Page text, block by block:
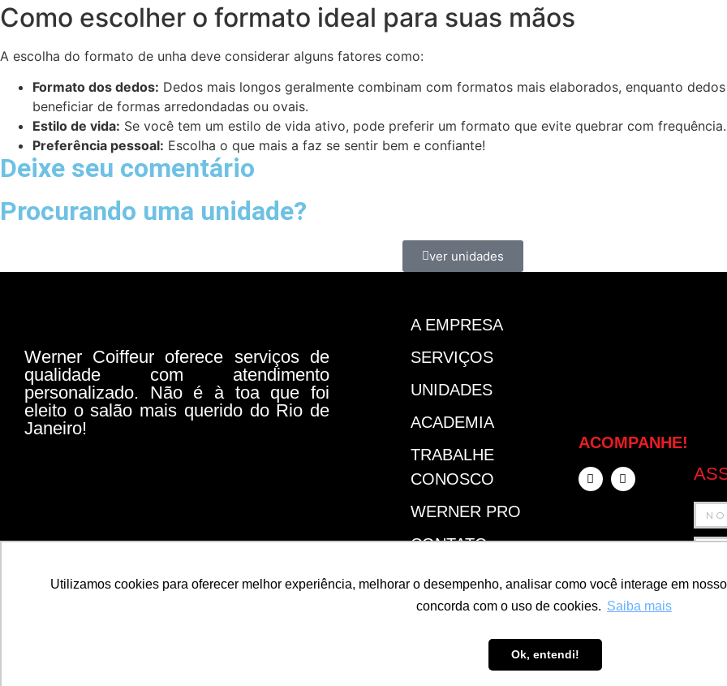
Utilizamos cookies para oferecer melhor experiência, melhorar o desempenho, analisar como você interage em
concorda com o uso de cookies. Saiba mais
Ok, entendi!
Como escolher o formato ideal para suas mãos
A escolha do formato de unha deve considerar alguns fatores como:
Formato dos dedos: Dedos mais longos geralmente combinam com formatos mais elaborados, enquanto
beneficiar de formas arredondadas ou ovais.
Estilo de vida: Se você tem um estilo de vida ativo, pode preferir um formato que evite quebrar com frequência.
Preferência pessoal: Escolha o que mais a faz se sentir bem e confiante!
Deixe seu comentário
Procurando uma unidade?
ver unidades
Werner Coiffeur oferece serviços de
qualidade com atendimento
personalizado. Não é à toa que foi
eleito o salão mais querido do Rio de
Janeiro!
A EMPRESA
SERVIÇOS
UNIDADES
ACADEMIA
TRABALHE
CONOSCO
WERNER PRO
CONTATO
SEJA UM
FRANQUEADO
ACOMPANHE!